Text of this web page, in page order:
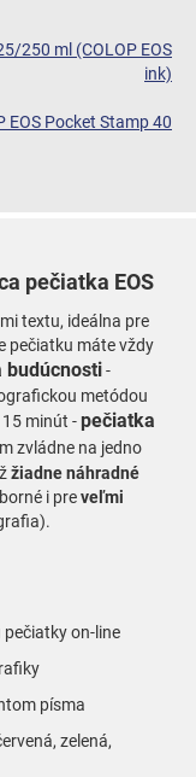
250 ml (COLOP EOS
ink)
EOS Pocket Stamp 40
pečiatka EOS
textu, ideálna pre
pečiatku máte vždy
budúcnosti-
metódou
minút -pečiatka
zvládne na jedno
žiadne náhradné
i preveľmi
on-line
písma
zelená,